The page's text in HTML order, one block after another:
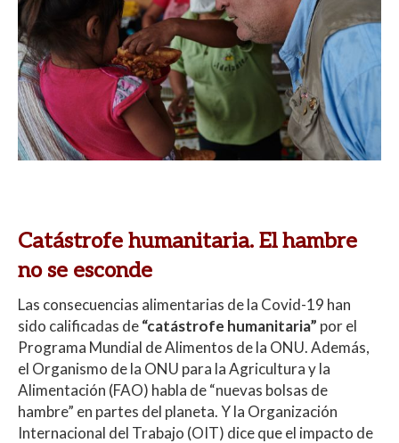
Catástrofe humanitaria. El hambre
no se esconde
Las consecuencias alimentarias de la Covid-19 han
sido calificadas de“catástrofe humanitaria” por el
Programa Mundial de Alimentos de la ONU. Además,
el Organismo de la ONU para la Agricultura y la
Alimentación (FAO) habla de “nuevas bolsas de
hambre” en partes del planeta. Y la Organización
Internacional del Trabajo (OIT) dice que el impacto de